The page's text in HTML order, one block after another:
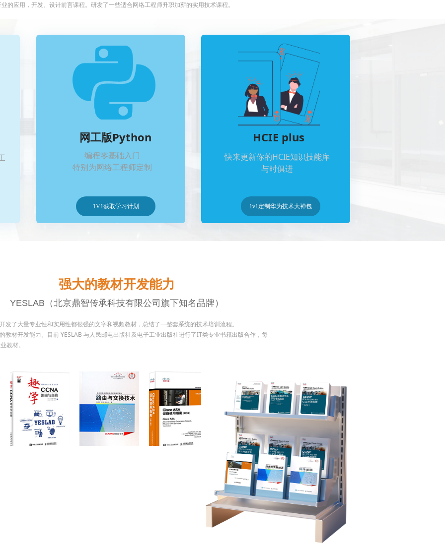
业的应用，开发、设计前言课程。研发了一些适合网络工程师升职加薪的实用技术课程。
网工版Python
编程零基础入门
特别为网络工程师定制
1V1获取学习计划
HCIE plus
快来更新你的HCIE知识技能库
与时俱进
1v1定制华为技术大神包
发了大量专业性和实用性都很强的文字和视频教材，总结了一整套系统的技术培训流程。
教材开发能力。目前 YESLAB 与人民邮电出版社及电子工业出版社进行了IT类专业书籍出版合作，每
教材。
强大的教材开发能力
YESLAB（北京鼎智传承科技有限公司旗下知名品牌）